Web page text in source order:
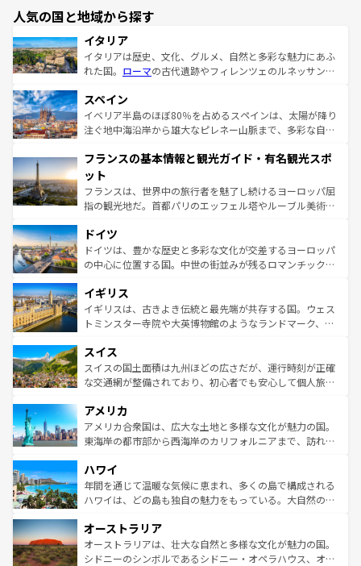
人気の国と地域から探す
イタリア
イタリアは歴史、文化、グルメ、自然と多彩な魅力にあふ
れた国。 ローマの古代遺跡やフィレンツェのルネッサンス
ろん、トスカーナの美しい田園風景やアマルフィ海岸の絶
景など、自然景観も見逃せない。観光の合間には、本場の
ピザやパスタなど、絶品のイタリア料理を堪能することも
ませてくれるイタリアで、忘れられない旅をしてみよう！
なお、新着のイタリア情報は
しい。
スペイン
イベリア半島のほぼ80％を占めるスペインは、太陽が降り
注ぐ地中海沿岸から雄大なピレネー山脈まで、多彩な自然
文化が根付くこの国では、情熱的なフラメンコ、熱気あふ
れる闘牛、そして美味しいタパスが生活の一部となってい
る。首都マドリードの洗練された雰囲気や、バルセロナの
アートに溢れた街角から、地方では古代ローマ遺跡や中世
せる。地方によって風土や気候が異なるスペインはその個
性で訪れる人を魅了する。 なお、新着のスペイン情報は コ
ンテンツ一覧を参照してほしい。
フランスの基本情報と観光ガイド・有名観光スポ
ット
フランスは、世界中の旅行者を魅了し続けるヨーロッパ屈
指の観光地だ。首都パリのエッフェル塔やルーブル美術館
で、幅広い魅力が詰まっている。華麗な宮殿、歴史的な大
聖堂、美しいビーチ、そして豊かな自然が、訪れる者を心
から魅了する。また、フランスは美食の国としても知ら
いる。シャンパンの発祥地であるランス、プロヴァンスの
香り高いラベンダー畑など、多彩な楽しみ方が可能だ。さ
らに、パリ以外の地域にも魅力が溢れており、どの街角に
れる地方に足を運ぶとそれぞれで全く異なる文化を体験で
きるだろう。 なお、新着のフランス情報はコンテンツ一覧
を参照してほしい。
ドイツ
ドイツは、豊かな歴史と多彩な文化が交差するヨーロッパ
の中心に位置する国。中世の街並みが残るロマンチック街
顔を持つこの国は、どこを歩いても飽きることがない。ベ
ルリンの文化的活気、バイエルン州のアルプスの絶景、そ
してライン川沿いのワイン畑といった風景は必見。ビール
は、お酒好きな人にはぜひ体験してほしい。 なお、新着の
ドイツ情報はコンテンツ一覧を参照してほしい。
イギリス
イギリスは、古きよき伝統と最先端が共存する国。ウェス
トミンスター寺院や大英博物館のようなランドマーク、歴
リアごとに異なる魅力がある。また、優雅なアフタヌーン
ティー、ビール好きにはたまらない英国パブ、サッカー観
戦など、本場だからこそできる体験も豊富。イギリスを旅
ンツ一覧を参照してほしい。
スイス
スイスの国土面積は九州ほどの広さだが、運行時刻が正確
な交通網が整備されており、初心者でも安心して個人旅行
の建物がそのまま残る町や、スイスならではのユニークな
博物館もあり、アルプス観光だけでなく町歩きも満喫する
ことができる。国民の所得が高いため物価も高いが、旅行
ば市内交通費無料で観光を楽しむこともできる。 なお、新
着のスイス情報はコンテンツ一覧 を参照してほしい。
アメリカ
アメリカ合衆国は、広大な土地と多様な文化が魅力の国。
東海岸の都市部から西海岸のカリフォルニアまで、訪れる
のような巨大都市は、観光、ショッピング、エンターテイ
ンメントが詰まった刺激的なスポットだ。一方、アメリカ
西部には大自然が広がり、グランドキャニオンやイエロー
部のニューオーリンズでは、音楽と美食が融合した独特の
文化が魅力。旅行者はアメリカの各地域で異なる魅力を楽
しみながら、その多様性と豊かな歴史を感じることができ
ハワイ
年間を通じて温暖な気候に恵まれ、多くの島で構成される
ハワイは、どの島も独自の魅力をもっている。大自然の神
ワイ島は見逃せない。また、定番の観光地といえばオアフ
島だが、静かな自然を求めるならマウイ島やカウアイ島が
おすすめ。エメラルドグリーンに輝く海をはじめ、豊かな
オーストラリア
オーストラリアは、壮大な自然と多様な文化が魅力の国。
シドニーのシンボルであるシドニー・オペラハウス、オー